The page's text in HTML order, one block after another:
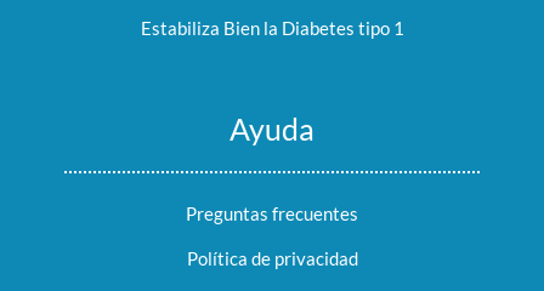
Estabiliza Bien la Diabetes tipo 1
Ayuda
Preguntas frecuentes
Política de privacidad